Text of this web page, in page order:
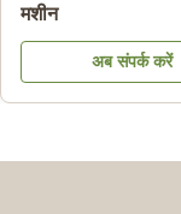
ड्रिंक बेवरेज मिल्क
अब संपर्क करें